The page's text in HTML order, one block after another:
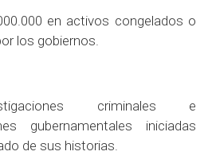
en activos congelados o
los gobiernos.
criminales e
gubernamentales iniciadas
de sus historias.